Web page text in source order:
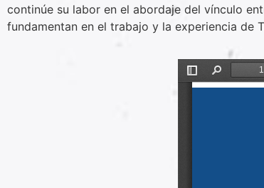
continúe su labor en el abordaje del vínculo
fundamentan en el trabajo y la experiencia de